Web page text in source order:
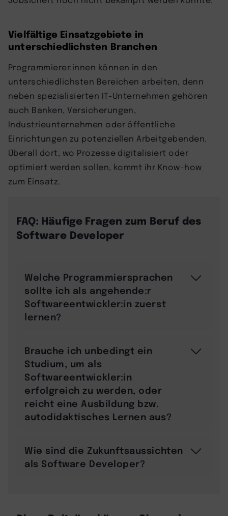
Vielfältige Einsatzgebiete in
unterschiedlichsten Branchen
Programmierer:innen können in den
unterschiedlichsten Bereichen arbeiten, denn
neben spezialisierten IT-Unternehmen gehören
auch Banken, Versicherungen,
Industrieunternehmen oder öffentliche
Einrichtungen zu potenziellen Arbeitgebenden.
Überall dort, wo Prozesse digitalisiert oder
optimiert werden sollen, kommt ihr Know-how
zum Einsatz.
FAQ: Häufige Fragen zum Beruf des
Software Developer
Welche Programmiersprachen
sollte ich als angehende:r
Softwareentwickler:in zuerst
lernen?
Brauche ich unbedingt ein
Studium, um als
Softwareentwickler:in
erfolgreich zu werden, oder
reicht eine Ausbildung bzw.
autodidaktisches Lernen aus?
Wie sind die Zukunftsaussichten
als Software Developer?